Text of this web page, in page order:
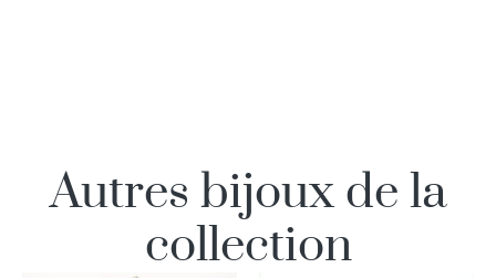
Autres bijoux de la
collection